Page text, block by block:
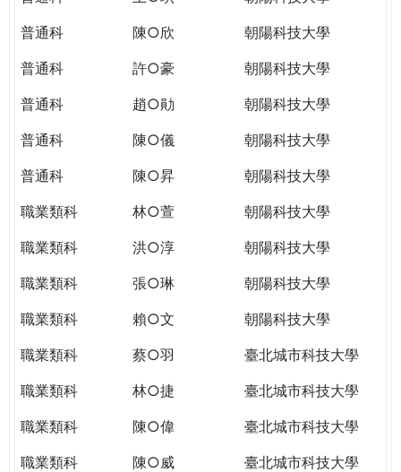
THE
WORLD
PUTTING
YOU
THE
GLOBAL
CITIZENSHIP
普通科
陳○欣
朝陽科技大學
普通科
許○豪
朝陽科技大學
普通科
趙○勛
朝陽科技大學
普通科
陳○儀
朝陽科技大學
普通科
陳○昇
朝陽科技大學
職業類科
林○萱
朝陽科技大學
職業類科
洪○淳
朝陽科技大學
職業類科
張○琳
朝陽科技大學
職業類科
賴○文
朝陽科技大學
職業類科
蔡○羽
臺北城市科技大學
職業類科
林○捷
臺北城市科技大學
職業類科
陳○偉
臺北城市科技大學
職業類科
陳○威
臺北城市科技大學